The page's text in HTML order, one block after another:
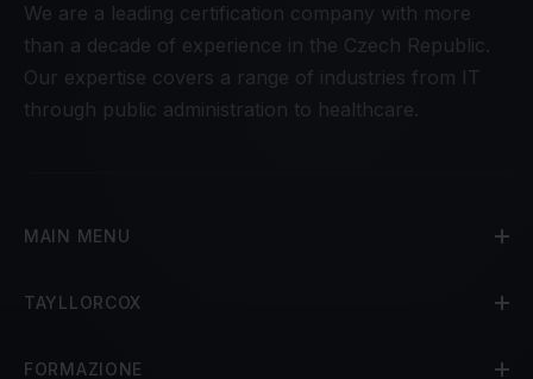
We are a leading certification company with more
than a decade of experience in the Czech Republic.
Our expertise covers a range of industries from IT
through public administration to healthcare.
MAIN MENU
TAYLLORCOX
FORMAZIONE